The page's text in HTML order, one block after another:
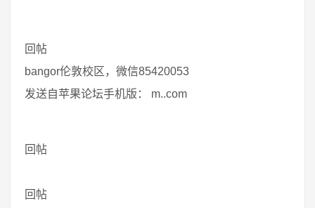
回帖
bangor伦敦校区，微信85420053
发送自苹果论坛手机版： m..com
回帖
回帖